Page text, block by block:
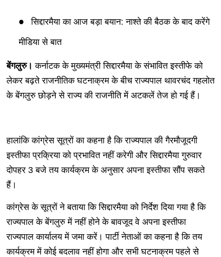
सिद्दारमैया का आज बड़ा बयान: नाश्ते की बैठक के बाद करेंगे
मीडिया से बात
बेंगलुरु। कर्नाटक के मुख्यमंत्री सिद्दारमैया के संभावित इस्तीफे को
लेकर बढ़ते राजनीतिक घटनाक्रम के बीच राज्यपाल थावरचंद गहलोत
के बेंगलुरु छोड़ने से राज्य की राजनीति में अटकलें तेज हो गई हैं।
हालांकि कांग्रेस सूत्रों का कहना है कि राज्यपाल की गैरमौजूदगी
इस्तीफा प्रक्रिया को प्रभावित नहीं करेगी और सिद्दारमैया गुरुवार
दोपहर 3 बजे तय कार्यक्रम के अनुसार अपना इस्तीफा सौंप सकते
हैं।
कांग्रेस के सूत्रों ने बताया कि सिद्दारमैया को निर्देश दिया गया है कि
राज्यपाल के बेंगलुरु में नहीं होने के बावजूद वे अपना इस्तीफा
राज्यपाल कार्यालय में जमा करें। पार्टी नेताओं का कहना है कि तय
कार्यक्रम में कोई बदलाव नहीं होगा और सभी घटनाक्रम पहले से